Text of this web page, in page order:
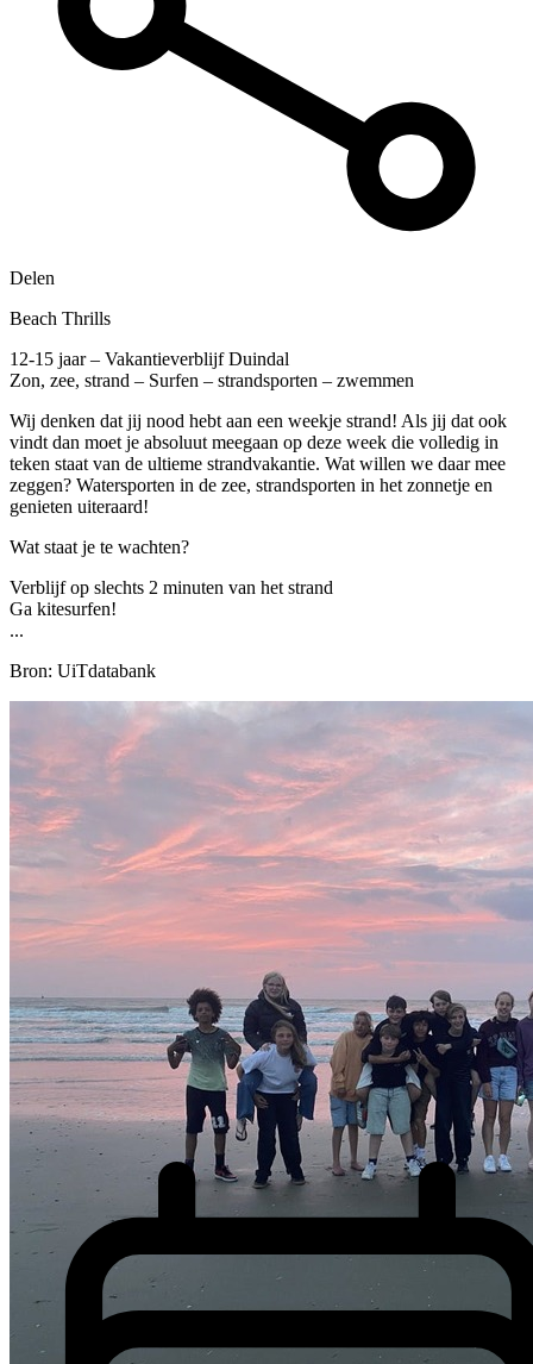
Delen
Beach Thrills
12-15 jaar – Vakantieverblijf Duindal
Zon, zee, strand – Surfen – strandsporten – zwemmen
Wij denken dat jij nood hebt aan een weekje strand! Als jij dat ook
vindt dan moet je absoluut meegaan op deze week die volledig in
teken staat van de ultieme strandvakantie. Wat willen we daar mee
zeggen? Watersporten in de zee, strandsporten in het zonnetje en
genieten uiteraard!
Wat staat je te wachten?
Verblijf op slechts 2 minuten van het strand
Ga kitesurfen!
...
Bron: UiTdatabank